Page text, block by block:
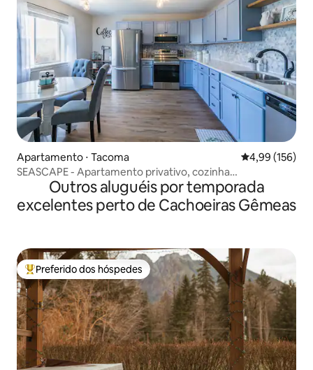
Apartamento ⋅ Tacoma 4,99 de uma
4,99 (156)
SEASCAPE - Apartamento privativo, cozinha
completa/lavanderia
Outros aluguéis por temporada
excelentes perto de Cachoeiras Gêmeas
Entre os melhores preferidos dos hóspedes
Preferido dos hóspedes